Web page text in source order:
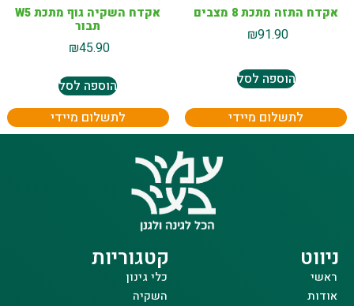
אקדח התזה מתכת 8 מצבים
₪91.90
הוספה לסל
לתשלום מיידי
אקדח השקיה גוף מתכת W5
תבור
₪45.90
הוספה לסל
לתשלום מיידי
ניווט
ראשי
אודות
קטגוריות
כלי גינון
השקיה